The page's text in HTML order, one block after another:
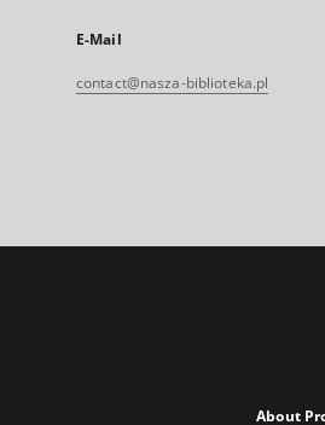
E-Mail
contact@nasza-biblioteka.pl
About